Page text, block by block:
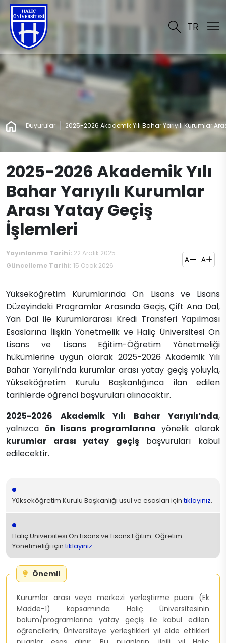
TR
Duyurular 2025-2026 Akademik Yılı Bahar Yarıyılı Kurumlar
2025-2026 Akademik Yılı
Bahar Yarıyılı Kurumlar
Arası Yatay Geçiş
İşlemleri
Yayınlanma Tarihi: 22 Aralık 2025
Güncelleme Tarihi: 15 Ocak 2026
A A
Yükseköğretim Kurumlarında Ön Lisans ve Lisans
Düzeyindeki Programlar Arasında Geçiş, Çift Ana Dal,
Yan Dal ile Kurumlararası Kredi Transferi Yapılması
Esaslarına İlişkin Yönetmelik ve Haliç Üniversitesi Ön
Lisans ve Lisans Eğitim-Öğretim Yönetmeliği
hükümlerine uygun olarak 2025-2026 Akademik Yılı
Bahar Yarıyılı’nda kurumlar arası yatay geçiş yoluyla,
Yükseköğretim Kurulu Başkanlığınca ilan edilen
tarihlerde öğrenci başvuruları alınacaktır.
2025-2026 Akademik Yılı Bahar Yarıyılı’nda,
yalnızca ön lisans programlarına yönelik olarak
kurumlar arası yatay geçişbaşvuruları kabul
edilecektir.
Yükseköğretim Kurulu Başkanlığı usul ve esasları içintıklayınız.
Haliç Üniversitesi Ön Lisans ve Lisans Eğitim-Öğretim
Yönetmeliği içintıklayınız.
Önemli
Kurumlar arası veya merkezi yerleştirme puanı (Ek
Madde-1) kapsamında Haliç Üniversitesinin
bölüm/programlarına yatay geçiş ile kabul edilen
öğrencilerin; Üniversiteye yerleştikleri yıl elde ettikleri